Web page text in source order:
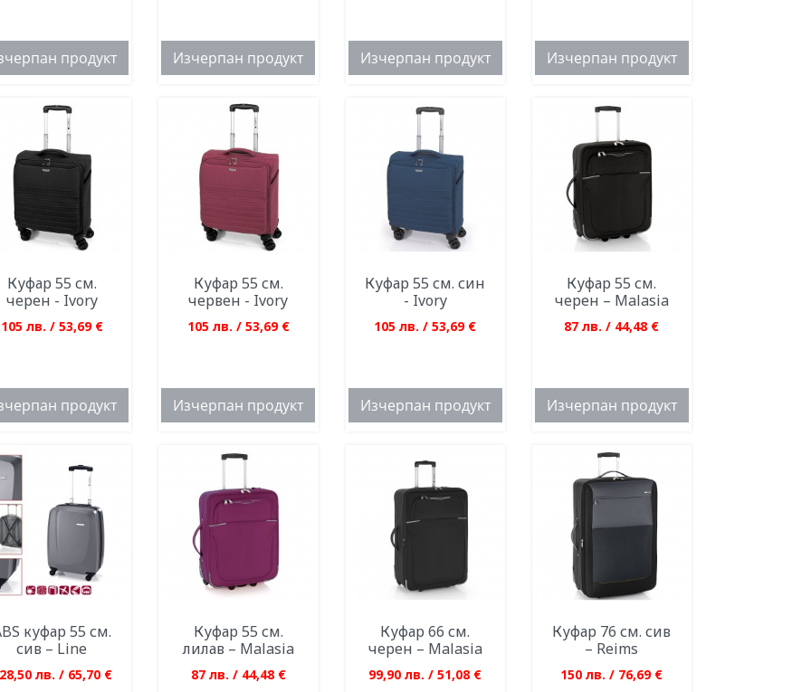
продукт Изчерпан продукт Изчерпан продукт Изчерпан продукт
Куфар 55 см.
черен - Ivory
105 лв. / 53,69 €
продукт
Куфар 55 см.
червен - Ivory
105 лв. / 53,69 €
Изчерпан продукт
Куфар 55 см. син
- Ivory
105 лв. / 53,69 €
Изчерпан продукт
Куфар 55 см.
черен – Malasia
87 лв. / 44,48 €
Изчерпан продукт
куфар 55 см.
сив – Line
лв. / 65,70 €
Куфар 55 см.
лилав – Malasia
87 лв. / 44,48 €
Куфар 66 см.
черен – Malasia
99,90 лв. / 51,08 €
Куфар 76 см. сив
– Reims
150 лв. / 76,69 €